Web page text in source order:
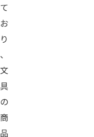
て
お
り
、
文
具
の
商
品